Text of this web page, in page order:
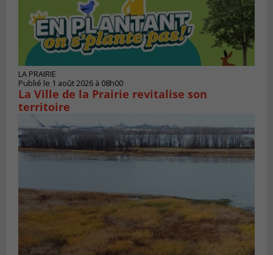
LA PRAIRIE
Publié le 1 août 2026 à 08h00
La Ville de la Prairie revitalise son
territoire